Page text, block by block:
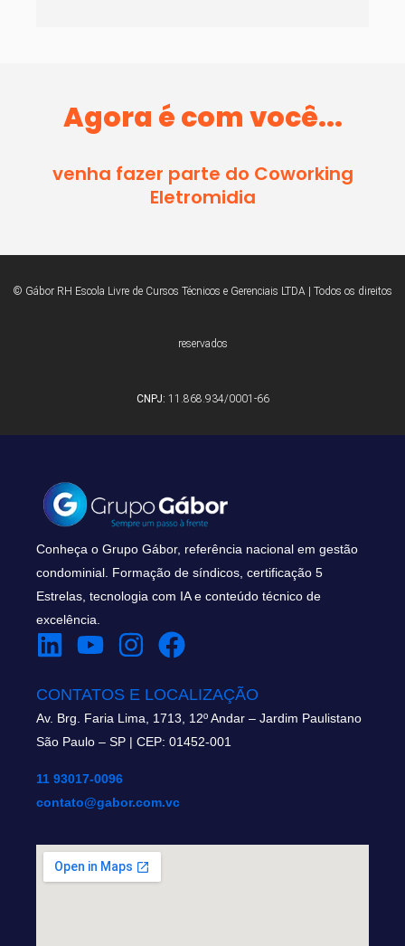
Agora é com você...
venha fazer parte do Coworking
Eletromidia
© Gábor RH Escola Livre de Cursos Técnicos e Gerenciais LTDA | Todos os direitos
reservados
CNPJ: 11.868.934/0001-66
Conheça o Grupo Gábor, referência nacional em gestão
condominial. Formação de síndicos, certificação 5
Estrelas, tecnologia com IA e conteúdo técnico de
excelência.
CONTATOS E LOCALIZAÇÃO
Av. Brg. Faria Lima, 1713, 12º Andar – Jardim Paulistano
São Paulo – SP | CEP: 01452-001
11 93017-0096
contato@gabor.com.vc